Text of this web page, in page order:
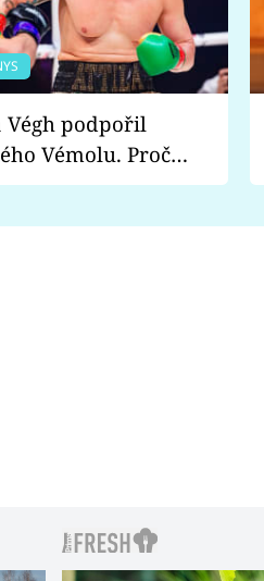
Vémolu. Proč
zápasit s ním než